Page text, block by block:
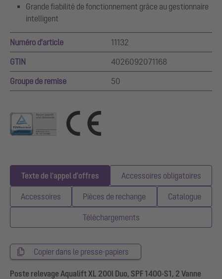
Grande fiabilité de fonctionnement grâce au gestionnaire
intelligent
Numéro d'article 11132
GTIN 4026092071168
Groupe de remise 50
Texte de l'appel d'offres Accessoires obligatoires
Accessoires Pièces de rechange Catalogue
Téléchargements
Copier dans le presse-papiers
Poste relevage Aqualift XL 200l Duo, SPF 1400-S1, 2 Vanne